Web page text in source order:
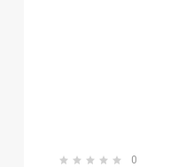
0